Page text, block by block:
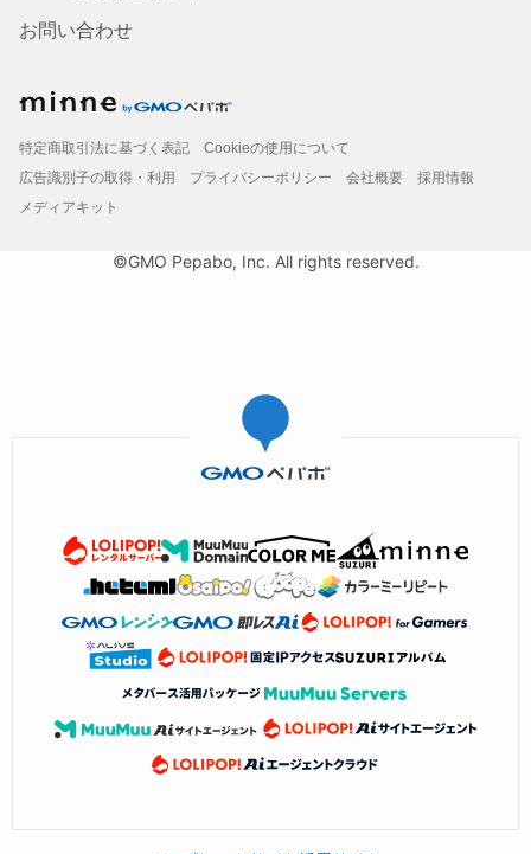
お問い合わせ
特定商取引法に基づく表記
Cookieの使用について
広告識別子の取得・利用
プライバシーポリシー 会社概要
採用情報
メディアキット
©GMO Pepabo, Inc. All rights reserved.